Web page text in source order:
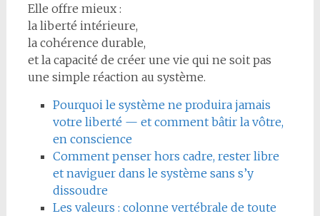
Elle offre mieux :
la liberté intérieure,
la cohérence durable,
et la capacité de créer une vie qui ne soit pas
une simple réaction au système.
Pourquoi le système ne produira jamais
votre liberté — et comment bâtir la vôtre,
en conscience
Comment penser hors cadre, rester libre
et naviguer dans le système sans s’y
dissoudre
Les valeurs : colonne vertébrale de toute